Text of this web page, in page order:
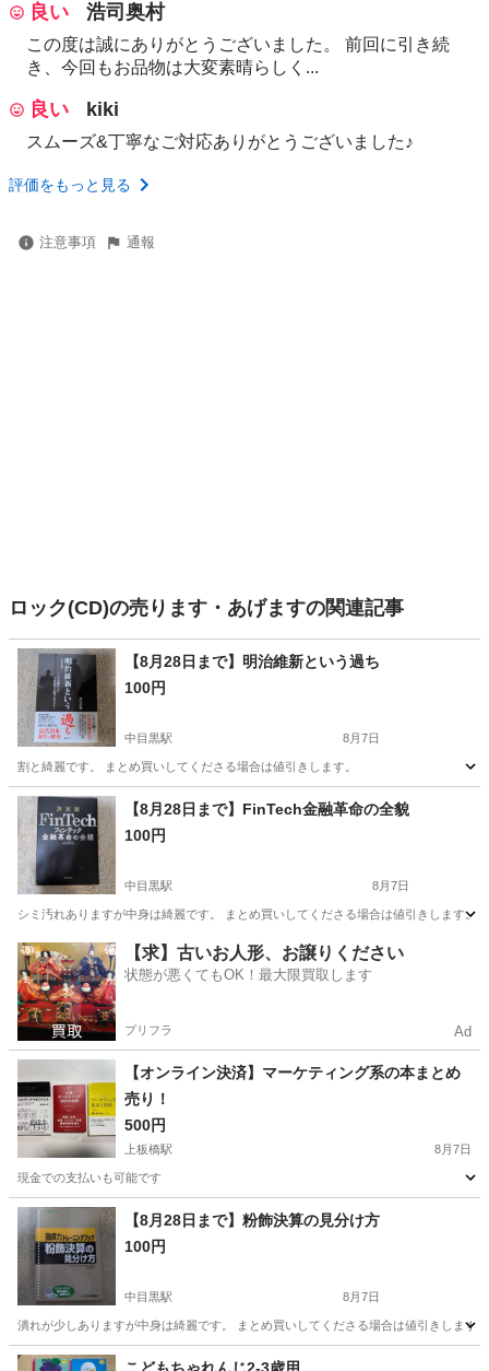
良い 浩司奥村
この度は誠にありがとうございました。 前回に引き続
き、今回もお品物は大変素晴らしく...
良い kiki
スムーズ&丁寧なご対応ありがとうございました♪
評価をもっと見る
注意事項 通報
ロック(CD)の売ります・あげますの関連記事
【8月28日まで】明治維新という過ち
100円
中目黒駅 8月7日
割と綺麗です。 まとめ買いしてくださる場合は値引きします。
東京 目黒区 中目黒駅 歴史、心理、教育
【8月28日まで】FinTech金融革命の全貌
100円
中目黒駅 8月7日
シミ汚れありますが中身は綺麗です。 まとめ買いしてくださる場合は値引きします。
東京 目黒区 中目黒駅 ビジネス、経済 汚れ
【求】古いお人形、お譲りください
状態が悪くてもOK！最大限買取します
プリフラ Ad
【オンライン決済】マーケティング系の本まとめ
売り！
500円
上板橋駅 8月7日
現金での支払いも可能です
東京 板橋区 上板橋駅 ビジネス、経済
【8月28日まで】粉飾決算の見分け方
100円
中目黒駅 8月7日
潰れが少しありますが中身は綺麗です。 まとめ買いしてくださる場合は値引きします。
東京 目黒区 中目黒駅 ビジネス、経済